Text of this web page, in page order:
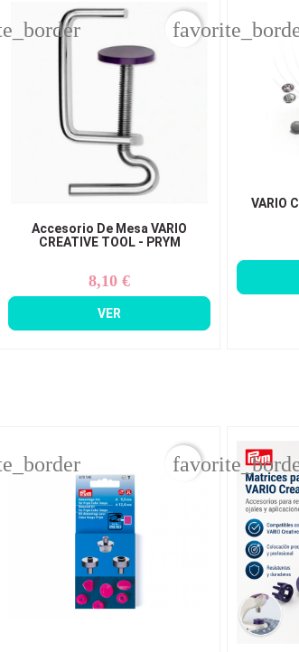
Accesorio De Mesa VARIO
CREATIVE TOOL - PRYM
Precio
8,10 €
VER
VARIO